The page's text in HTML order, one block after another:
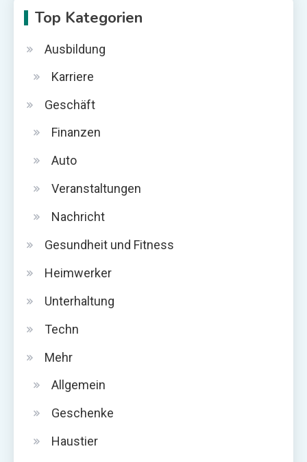
Top Kategorien
Ausbildung
Karriere
Geschäft
Finanzen
Auto
Veranstaltungen
Nachricht
Gesundheit und Fitness
Heimwerker
Unterhaltung
Techn
Mehr
Allgemein
Geschenke
Haustier